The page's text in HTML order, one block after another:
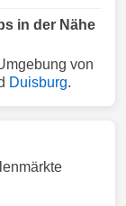
in der Nähe
von
Duisburg.